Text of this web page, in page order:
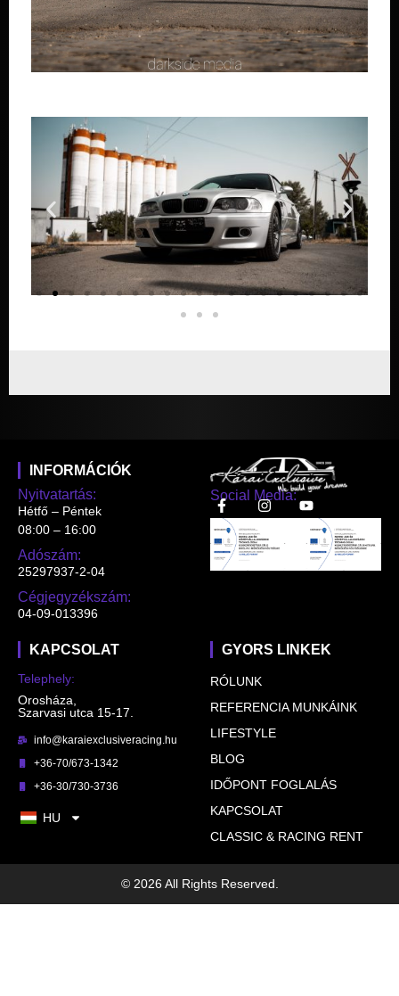
Social Media:
INFORMÁCIÓK
Nyitvatartás:
Hétfő – Péntek
08:00 – 16:00
Adószám:
25297937-2-04
Cégjegyzékszám:
04-09-013396
GYORS LINKEK
RÓLUNK
REFERENCIA MUNKÁINK
LIFESTYLE
BLOG
IDŐPONT FOGLALÁS
KAPCSOLAT
CLASSIC & RACING RENT
KAPCSOLAT
Telephely:
Orosháza,
Szarvasi utca 15-17.
info@karaiexclusiveracing.hu
+36-70/673-1342
+36-30/730-3736
HU
© 2026 All Rights Reserved.